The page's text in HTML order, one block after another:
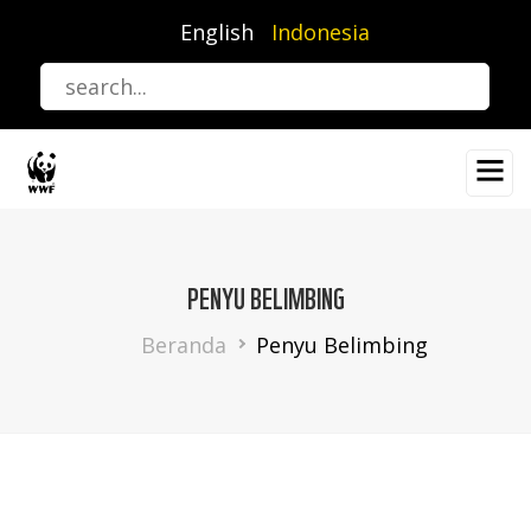
utama
English Indonesia
PENYU BELIMBING
Breadcrumb
Beranda Penyu Belimbing